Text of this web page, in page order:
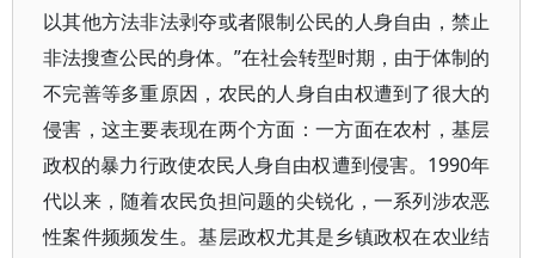
以其他方法非法剥夺或者限制公民的人身自由，禁止
非法搜查公民的身体。”在社会转型时期，由于体制的
不完善等多重原因，农民的人身自由权遭到了很大的
侵害，这主要表现在两个方面：一方面在农村，基层
政权的暴力行政使农民人身自由权遭到侵害。1990年
代以来，随着农民负担问题的尖锐化，一系列涉农恶
性案件频频发生。基层政权尤其是乡镇政权在农业结